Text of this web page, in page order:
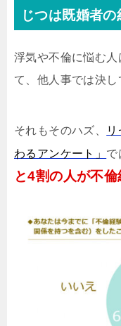
じつは既婚者
浮気や不倫に悩む
て、他人事では決し
それもそのハズ、
わるアンケート」 で
と4割の人が不